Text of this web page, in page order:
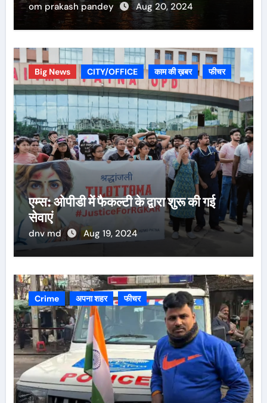
om prakash pandey Aug 20, 2024
Big News CITY/OFFICE काम की ख़बर फीचर
एम्स: ओपीडी में फैकल्टी के द्वारा शुरू की गई
सेवाएं
dnv md Aug 19, 2024
Crime अपना शहर फीचर